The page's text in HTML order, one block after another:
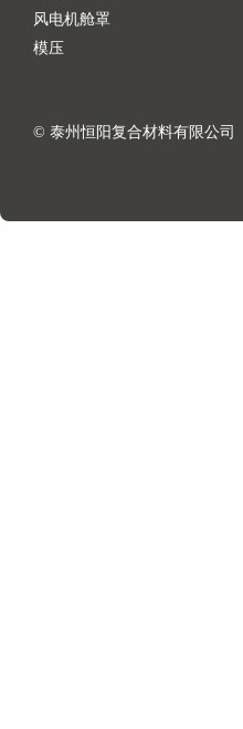
风电机舱罩
模压
© 泰州恒阳复合材料有限公司